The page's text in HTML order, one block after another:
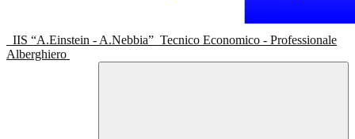
IIS “A.Einstein - A.Nebbia” Tecnico Economico - Professionale
Alberghiero